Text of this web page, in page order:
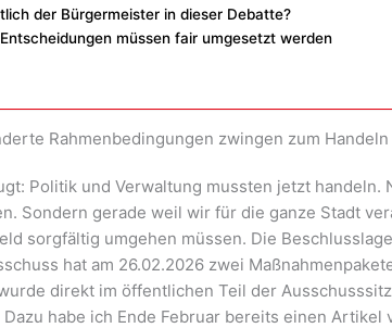
der Bürgermeister in dieser Debatte?
müssen fair umgesetzt werden
Rahmenbedingungen zwingen zum Handeln
Politik und Verwaltung mussten jetzt handeln.
Sondern gerade weil wir für die ganze Stadt
sorgfältig umgehen müssen. Die
hat am 26.02.2026 zwei
direkt im öffentlichen Teil der
habe ich Ende Februar bereits einen Artikel